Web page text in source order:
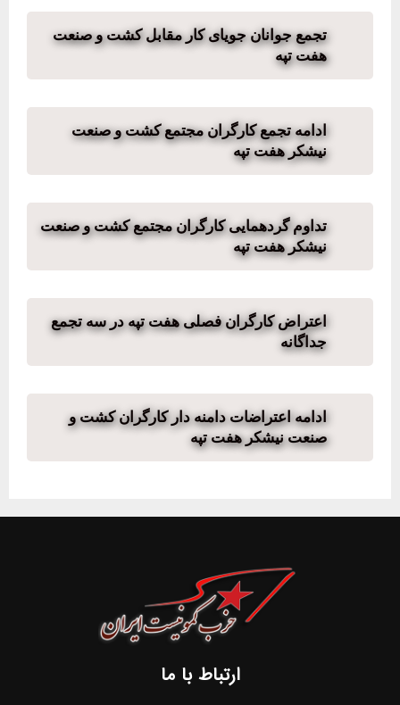
تجمع جوانان جویای کار مقابل کشت و صنعت
هفت تپه
ادامه تجمع کارگران مجتمع کشت و صنعت
نیشکر هفت تپه
تداوم گردهمایی کارگران مجتمع کشت و صنعت
نیشکر هفت تپه
اعتراض کارگران فصلی هفت تپه در سه تجمع
جداگانه
ادامه اعتراضات دامنه دار کارگران کشت و
صنعت نیشکر هفت تپه
ارتباط با ما